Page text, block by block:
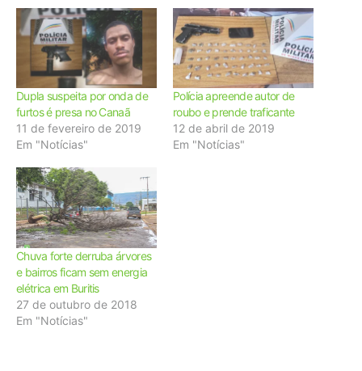
Dupla suspeita por onda de
furtos é presa no Canaã
11 de fevereiro de 2019
Em "Notícias"
Polícia apreende autor de
roubo e prende traficante
12 de abril de 2019
Em "Notícias"
Chuva forte derruba árvores
e bairros ficam sem energia
elétrica em Buritis
27 de outubro de 2018
Em "Notícias"